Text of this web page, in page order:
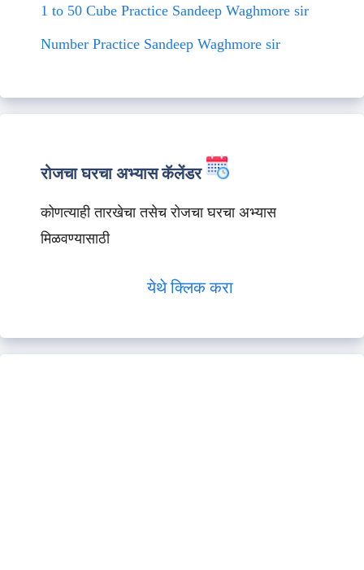
1 to 50 Cube Practice Sandeep Waghmore sir
Number Practice Sandeep Waghmore sir
रोजचा घरचा अभ्यास कॅलेंडर
कोणत्याही तारखेचा तसेच रोजचा घरचा अभ्यास
मिळवण्यासाठी
येथे क्लिक करा